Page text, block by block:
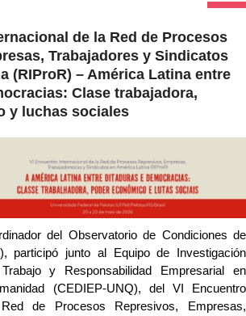
de la Red de Procesos
Trabajadores y Sindicatos
(RIProR) – América Latina entre
Clase trabajadora,
y luchas sociales
del Observatorio de Condiciones de
participó junto al Equipo de Investigación
y Responsabilidad Empresarial en
(CEDIEP-UNQ), del VI Encuentro
de Procesos Represivos, Empresas,